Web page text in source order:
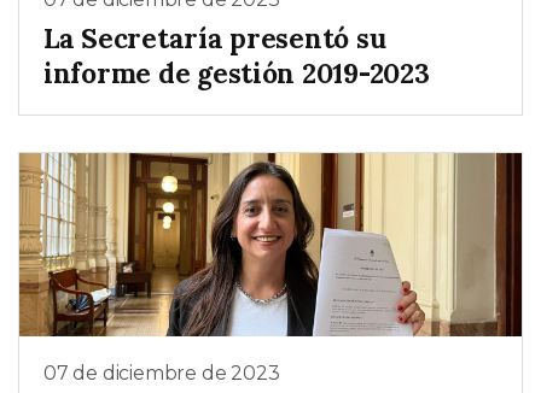
La Secretaría presentó su
informe de gestión 2019-2023
07 de diciembre de 2023